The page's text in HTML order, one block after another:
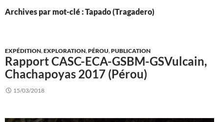
Archives par mot-clé : Tapado (Tragadero)
EXPÉDITION,EXPLORATION,PÉROU,PUBLICATION
Rapport CASC-ECA-GSBM-GSVulcain,
Chachapoyas 2017 (Pérou)
15/03/2018